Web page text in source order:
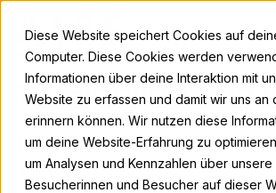
Diese Website speichert Cookies auf
Computer. Diese Cookies werden
Informationen über deine Interaktion mit
Website zu erfassen und damit wir uns an
erinnern können. Wir nutzen diese
um deine Website-Erfahrung zu
um Analysen und Kennzahlen über unsere
Besucherinnen und Besucher auf dieser
10 Highlights in
Lena von AIFS
18.06.2024 13:59